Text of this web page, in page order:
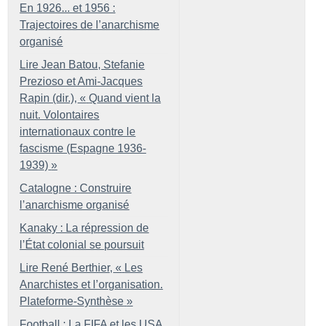
En 1926... et 1956 :
Trajectoires de l’anarchisme
organisé
Lire Jean Batou, Stefanie
Prezioso et Ami-Jacques
Rapin (dir.), « Quand vient la
nuit. Volontaires
internationaux contre le
fascisme (Espagne 1936-
1939) »
Catalogne : Construire
l’anarchisme organisé
Kanaky : La répression de
l’État colonial se poursuit
Lire René Berthier, « Les
Anarchistes et l’organisation.
Plateforme-Synthèse »